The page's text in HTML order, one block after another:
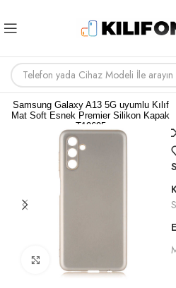
Samsung Galaxy A13 5G uyumlu Kılıf
Mat Soft Esnek Premier Silikon Kapak
T19695
Büyütmek için tıklayın
1,26